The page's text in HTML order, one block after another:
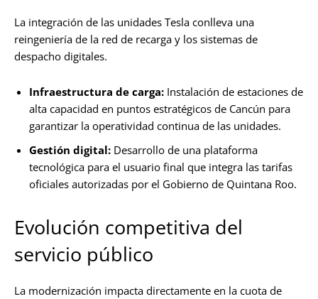
La integración de las unidades Tesla conlleva una
reingeniería de la red de recarga y los sistemas de
despacho digitales.
Infraestructura de carga: Instalación de estaciones de
alta capacidad en puntos estratégicos de Cancún para
garantizar la operatividad continua de las unidades.
Gestión digital: Desarrollo de una plataforma
tecnológica para el usuario final que integra las tarifas
oficiales autorizadas por el Gobierno de Quintana Roo.
Evolución competitiva del
servicio público
La modernización impacta directamente en la cuota de